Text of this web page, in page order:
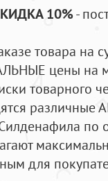
10%-
товара на
цены на
товарного
по
для